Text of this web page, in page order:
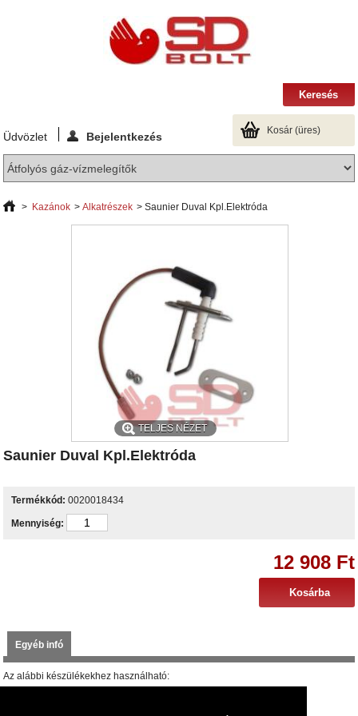
Kosár (üres)
Üdvözlet Bejelentkezés
> Kazánok > Alkatrészek > Saunier Duval Kpl.Elektróda
TELJES NÉZET
Saunier Duval Kpl.Elektróda
Termékkód: 0020018434
Mennyiség:
12 908 Ft
Egyéb infó
Az alábbi készülékekhez használható: